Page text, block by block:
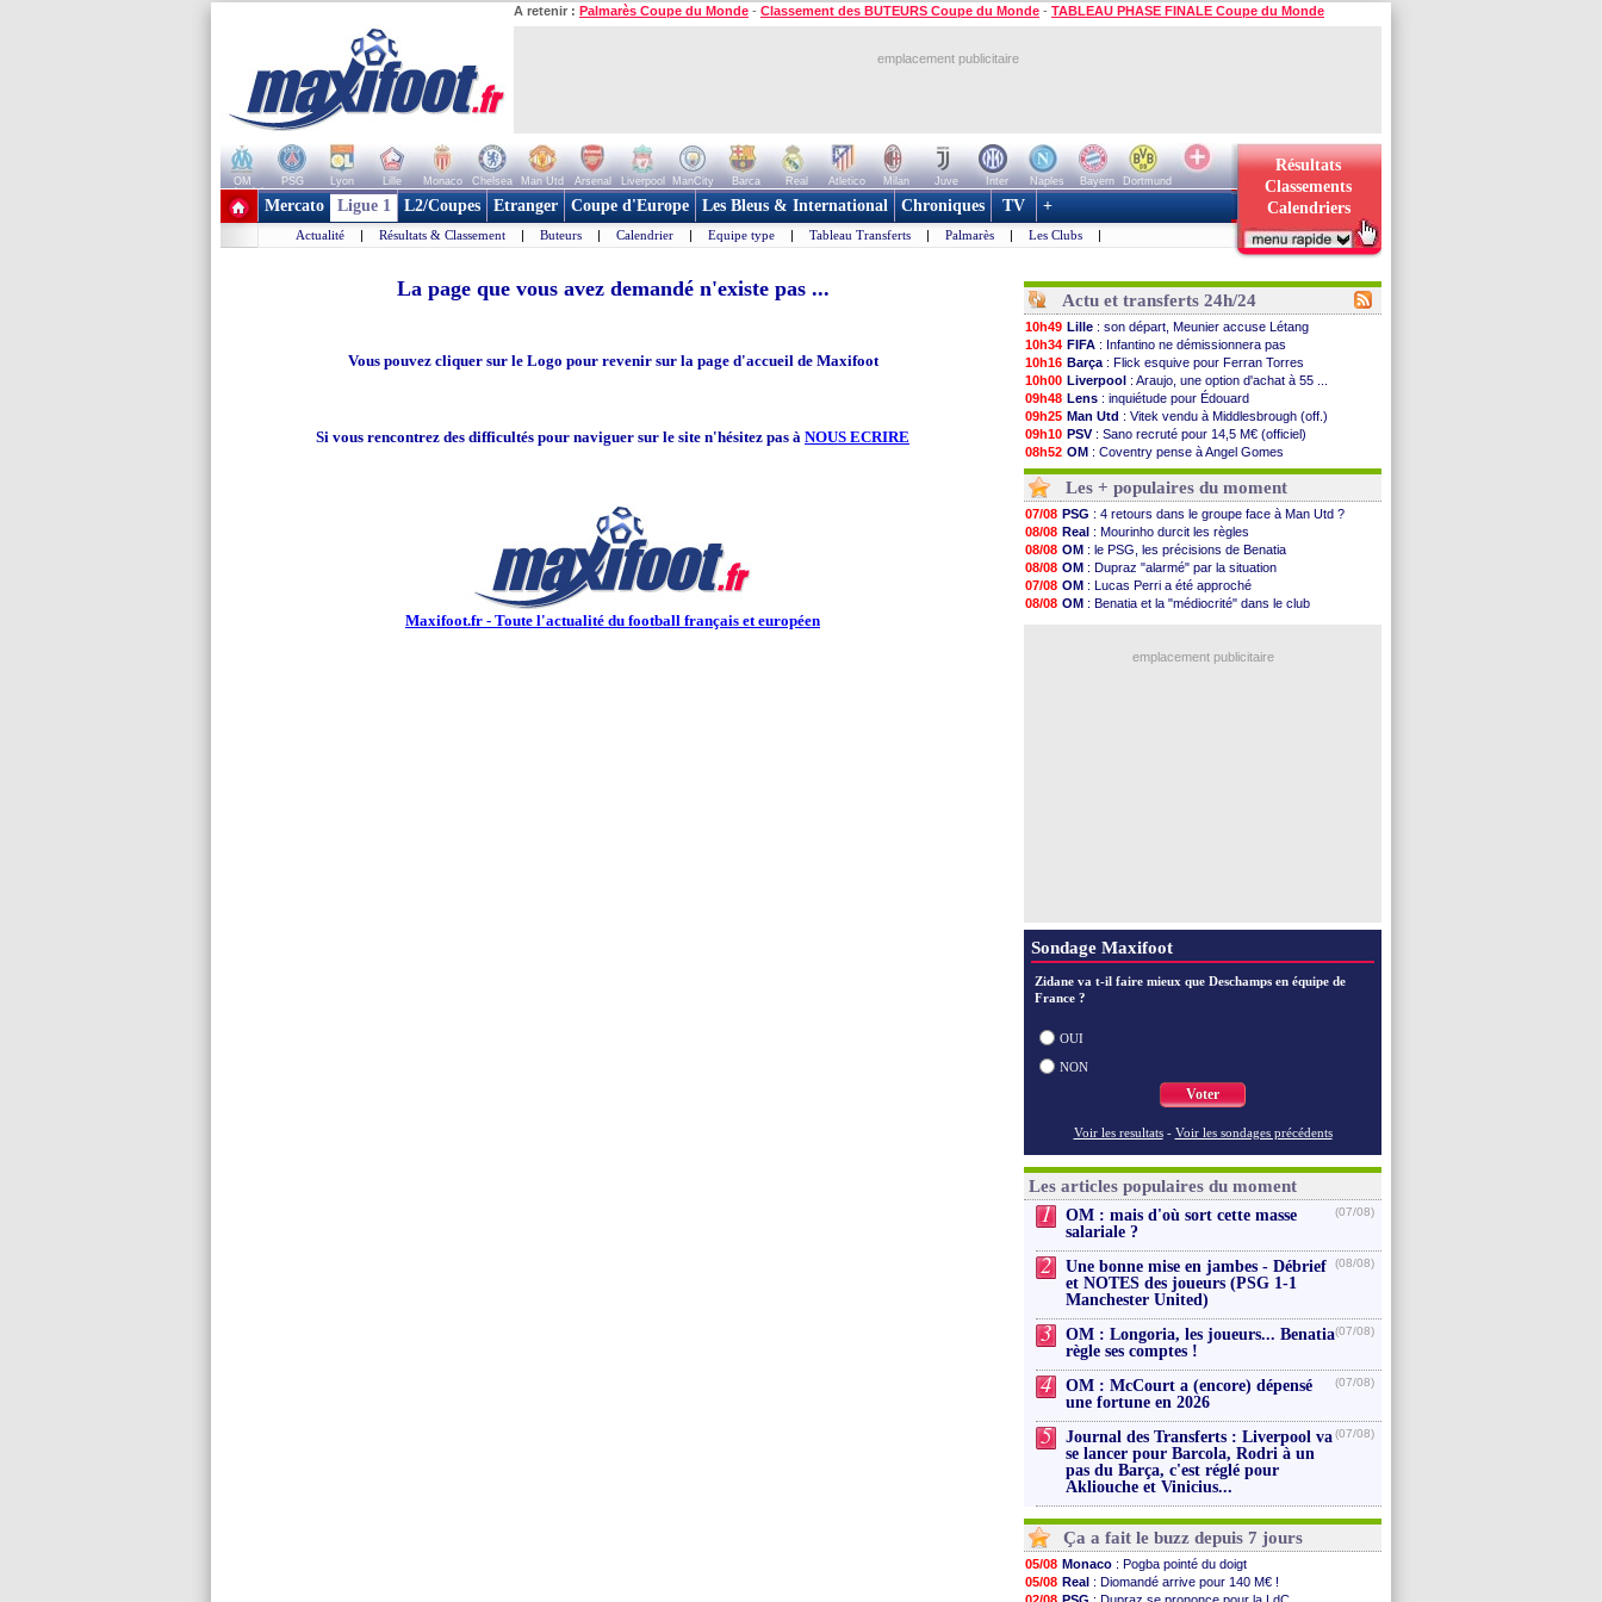
A retenir : Palmarès Coupe du Monde - Classement des BUTEURS Coupe du Monde - TABLEAU PHASE FINALE Coupe du Monde
emplacement publicitaire
OM PSG Lyon Lille Monaco Chelsea Man Utd Arsenal Liverpool ManCity Barca Real Atletico Milan Juve Inter Naples Bayern
Dortmund
+ de clubs
Résultats
Classements
Calendriers
Mercato Ligue 1 L2/Coupes Etranger Coupe d'Europe Les Bleus & International Chroniques TV +
Actualité | Résultats & Classement | Buteurs | Calendrier | Equipe type | Tableau Transferts | Palmarès | Les Clubs |
La page que vous avez demandé n'existe pas ...
Vous pouvez cliquer sur le Logo pour revenir sur la page d'accueil de Maxifoot
Si vous rencontrez des difficultés pour naviguer sur le site n'hésitez pas à NOUS ECRIRE
Maxifoot.fr - Toute l'actualité du football français et européen
Actu et transferts 24h/24
10h49 Lille : son départ, Meunier accuse Létang
10h34 FIFA : Infantino ne démissionnera pas
10h16 Barça : Flick esquive pour Ferran Torres
10h00 Liverpool : Araujo, une option d'achat à 55 ...
09h48 Lens : inquiétude pour Édouard
09h25 Man Utd : Vitek vendu à Middlesbrough (off.)
09h10 PSV : Sano recruté pour 14,5 M€ (officiel)
08h52 OM : Coventry pense à Angel Gomes
08/08 PSG: Rafel Pol satisfait des progrès
08/08
Amical : le Barça vainqueur puis battu
08/08 Inter: Calhanoglu prêt à prolonger
08/08 Nice : Abdelmonem veut rester
08/08 L2: le classement complet
08/08 L2: les résultats de la soirée
08/08 Amical: Le Havre renversé par Oviedo
08/08 Amical: Nice battu aux tirs au but
08/08 Benfica: Ivanovic proche de Lens
: Mbamba prêté par Leverkusen (officiel)
Les + populaires du moment
07/08 PSG : 4 retours dans le groupe face à Man Utd ?
08/08 Real : Mourinho durcit les règles
08/08 OM : le PSG, les précisions de Benatia
08/08 OM : Dupraz "alarmé" par la situation
07/08 OM : Lucas Perri a été approché
08/08 OM : Benatia et la "médiocrité" dans le club
emplacement publicitaire
Sondage Maxifoot
Zidane va t-il faire mieux que Deschamps en équipe de
France ?
OUI
NON
Voter
Voir les resultats - Voir les sondages précédents
Les articles populaires du moment
1
OM : mais d'où sort cette masse
salariale ?
(07/08)
2
Une bonne mise en jambes - Débrief
et NOTES des joueurs (PSG 1-1
Manchester United)
(08/08)
3
OM : Longoria, les joueurs... Benatia
règle ses comptes !
(07/08)
4
OM : McCourt a (encore) dépensé
une fortune en 2026
(07/08)
5
Journal des Transferts : Liverpool va
se lancer pour Barcola, Rodri à un
pas du Barça, c'est réglé pour
Akliouche et Vinicius...
(07/08)
Ça a fait le buzz depuis 7 jours
05/08 Monaco : Pogba pointé du doigt
05/08 Real : Diomandé arrive pour 140 M€ !